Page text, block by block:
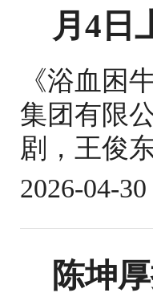
月4日
《浴血困
集团有限
剧，王俊
2026-04-
陈坤